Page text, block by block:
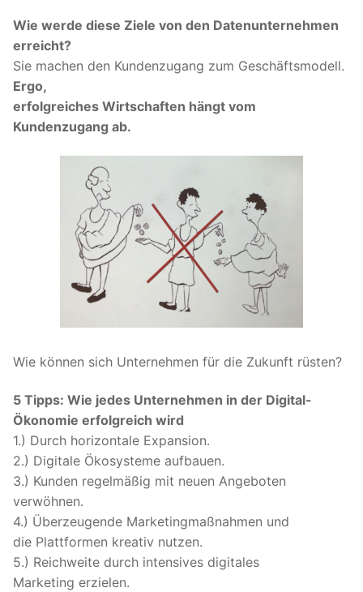
Wie werde diese Ziele von den Datenunternehmen
erreicht?
Sie machen den Kundenzugang zum Geschäftsmodell.
Ergo,
erfolgreiches Wirtschaften hängt vom
Kundenzugang ab.
Wie können sich Unternehmen für die Zukunft rüsten?
5 Tipps: Wie jedes Unternehmen in der Digital-
Ökonomie erfolgreich wird
1.) Durch horizontale Expansion.
2.) Digitale Ökosysteme aufbauen.
3.) Kunden regelmäßig mit neuen Angeboten
verwöhnen.
4.) Überzeugende Marketingmaßnahmen und
die Plattformen kreativ nutzen.
5.) Reichweite durch intensives digitales
Marketing erzielen.